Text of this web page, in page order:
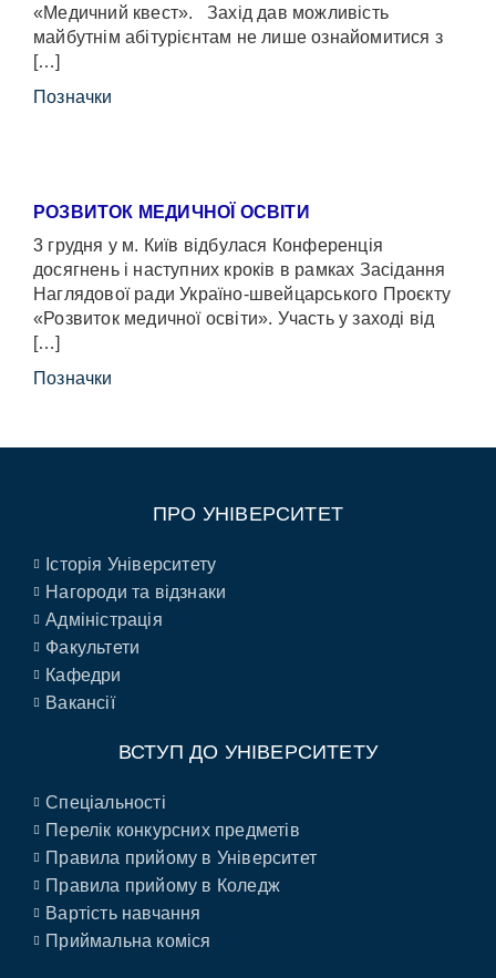
«Медичний квест». Захід дав можливість
майбутнім абітурієнтам не лише ознайомитися з
[…]
Позначки
РОЗВИТОК МЕДИЧНОЇ ОСВІТИ
3 грудня у м. Київ відбулася Конференція
досягнень і наступних кроків в рамках Засідання
Наглядової ради Україно-швейцарського Проєкту
«Розвиток медичної освіти». Участь у заході від
[…]
Позначки
ПРО УНІВЕРСИТЕТ
Історія Університету
Нагороди та відзнаки
Адміністрація
Факультети
Кафедри
Вакансії
ВСТУП ДО УНІВЕРСИТЕТУ
Спеціальності
Перелік конкурсних предметів
Правила прийому в Університет
Правила прийому в Коледж
Вартість навчання
Приймальна коміся